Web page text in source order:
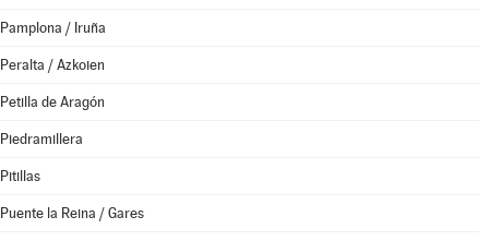
Pamplona / Iruña
Peralta / Azkoien
Petilla de Aragón
Piedramillera
Pitillas
Puente la Reina / Gares